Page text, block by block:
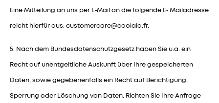
Eine Mitteilung an uns per E‑Mail an die folgende E‑ Mailadresse
reicht hierfür aus: customercare@coolala.fr.
5. Nach dem Bundesdatenschutzgesetz haben Sie u.a. ein
Recht auf unentgeltliche Auskunft über Ihre gespeicherten
Daten, sowie gegebenenfalls ein Recht auf Berichtigung,
Sperrung oder Löschung von Daten. Richten Sie Ihre Anfrage